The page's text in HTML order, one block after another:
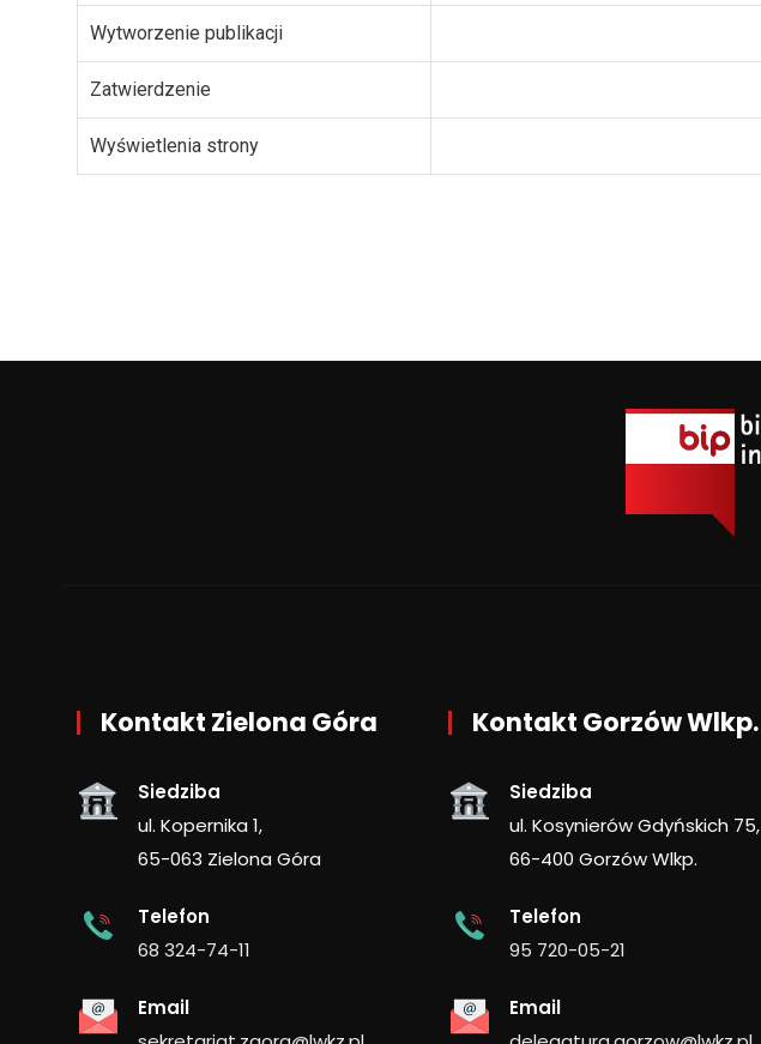
Wytworzenie publikacji
Zatwierdzenie
Wyświetlenia strony
Kontakt Zielona Góra
Siedziba
ul. Kopernika 1,
65-063 Zielona Góra
Telefon
68 324-74-11
Email
Kontakt Gorzów Wlkp.
Siedziba
ul. Kosynierów Gdyńskich 75,
66-400 Gorzów Wlkp.
Telefon
95 720-05-21
Email